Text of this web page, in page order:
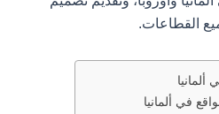
القطاعات.
في ألمانيا